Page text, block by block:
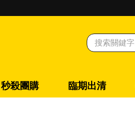
秒殺團購 臨期出清